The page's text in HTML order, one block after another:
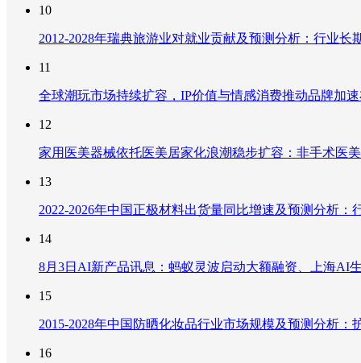
10
2012-2028年瑞典旅游业对就业贡献及预测分析：行业
11
全球潮玩市场持续扩容，IP价值与情感消费推动品牌加
12
家用医美器械依托医美居家化浪潮稳步扩容：非手术医
13
2022-2026年中国正极材料出货量同比增速及预测分析
14
8月3日AI新产品讯息：蚂蚁灵波启动大额融资、上海AI
15
2015-2028年中国防晒化妆品行业市场规模及预测分析
16